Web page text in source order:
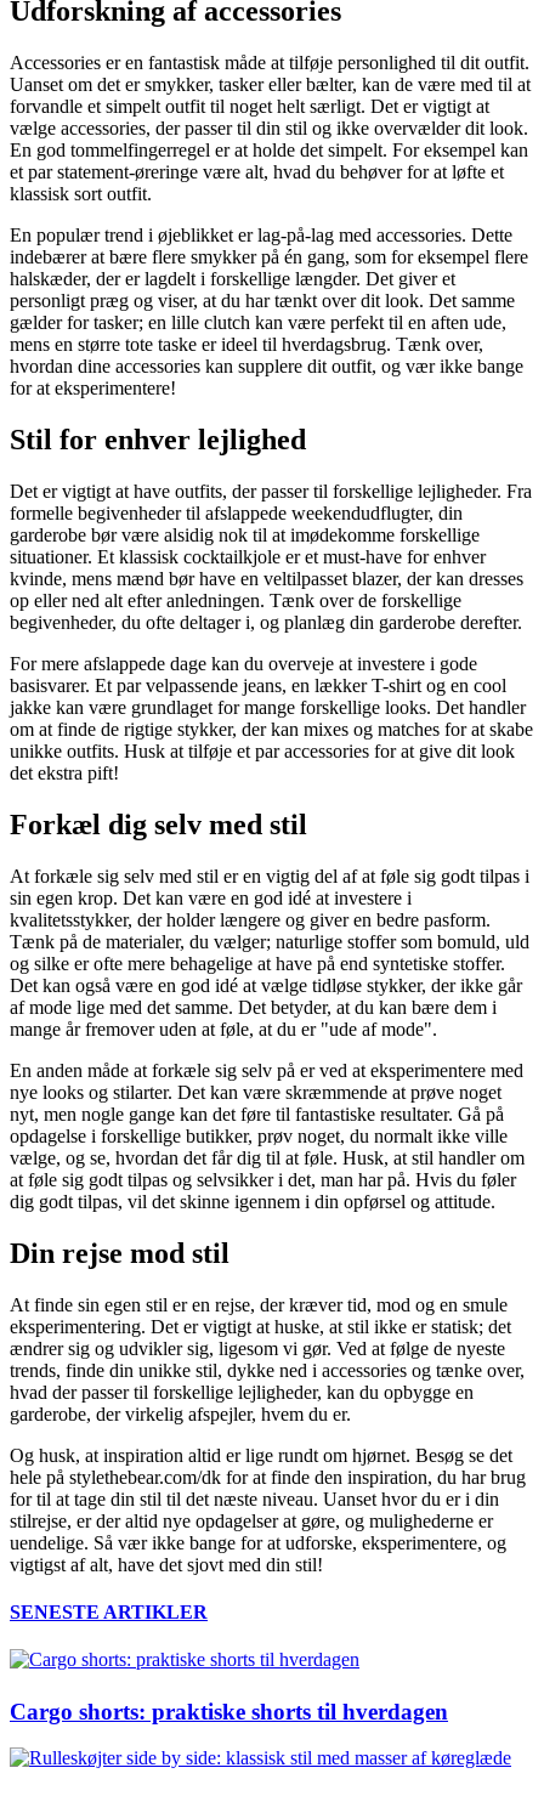
Udforskning af accessories
Accessories er en fantastisk måde at tilføje personlighed til dit outfit.
Uanset om det er smykker, tasker eller bælter, kan de være med til at
forvandle et simpelt outfit til noget helt særligt. Det er vigtigt at
vælge accessories, der passer til din stil og ikke overvælder dit look.
En god tommelfingerregel er at holde det simpelt. For eksempel kan
et par statement-øreringe være alt, hvad du behøver for at løfte et
klassisk sort outfit.
En populær trend i øjeblikket er lag-på-lag med accessories. Dette
indebærer at bære flere smykker på én gang, som for eksempel flere
halskæder, der er lagdelt i forskellige længder. Det giver et
personligt præg og viser, at du har tænkt over dit look. Det samme
gælder for tasker; en lille clutch kan være perfekt til en aften ude,
mens en større tote taske er ideel til hverdagsbrug. Tænk over,
hvordan dine accessories kan supplere dit outfit, og vær ikke bange
for at eksperimentere!
Stil for enhver lejlighed
Det er vigtigt at have outfits, der passer til forskellige lejligheder. Fra
formelle begivenheder til afslappede weekendudflugter, din
garderobe bør være alsidig nok til at imødekomme forskellige
situationer. Et klassisk cocktailkjole er et must-have for enhver
kvinde, mens mænd bør have en veltilpasset blazer, der kan dresses
op eller ned alt efter anledningen. Tænk over de forskellige
begivenheder, du ofte deltager i, og planlæg din garderobe derefter.
For mere afslappede dage kan du overveje at investere i gode
basisvarer. Et par velpassende jeans, en lækker T-shirt og en cool
jakke kan være grundlaget for mange forskellige looks. Det handler
om at finde de rigtige stykker, der kan mixes og matches for at skabe
unikke outfits. Husk at tilføje et par accessories for at give dit look
det ekstra pift!
Forkæl dig selv med stil
At forkæle sig selv med stil er en vigtig del af at føle sig godt tilpas i
sin egen krop. Det kan være en god idé at investere i
kvalitetsstykker, der holder længere og giver en bedre pasform.
Tænk på de materialer, du vælger; naturlige stoffer som bomuld, uld
og silke er ofte mere behagelige at have på end syntetiske stoffer.
Det kan også være en god idé at vælge tidløse stykker, der ikke går
af mode lige med det samme. Det betyder, at du kan bære dem i
mange år fremover uden at føle, at du er "ude af mode".
En anden måde at forkæle sig selv på er ved at eksperimentere med
nye looks og stilarter. Det kan være skræmmende at prøve noget
nyt, men nogle gange kan det føre til fantastiske resultater. Gå på
opdagelse i forskellige butikker, prøv noget, du normalt ikke ville
vælge, og se, hvordan det får dig til at føle. Husk, at stil handler om
at føle sig godt tilpas og selvsikker i det, man har på. Hvis du føler
dig godt tilpas, vil det skinne igennem i din opførsel og attitude.
Din rejse mod stil
At finde sin egen stil er en rejse, der kræver tid, mod og en smule
eksperimentering. Det er vigtigt at huske, at stil ikke er statisk; det
ændrer sig og udvikler sig, ligesom vi gør. Ved at følge de nyeste
trends, finde din unikke stil, dykke ned i accessories og tænke over,
hvad der passer til forskellige lejligheder, kan du opbygge en
garderobe, der virkelig afspejler, hvem du er.
Og husk, at inspiration altid er lige rundt om hjørnet. Besøg se det
hele på stylethebear.com/dk for at finde den inspiration, du har brug
for til at tage din stil til det næste niveau. Uanset hvor du er i din
stilrejse, er der altid nye opdagelser at gøre, og mulighederne er
uendelige. Så vær ikke bange for at udforske, eksperimentere, og
vigtigst af alt, have det sjovt med din stil!
SENESTE ARTIKLER
Cargo shorts: praktiske shorts til hverdagen